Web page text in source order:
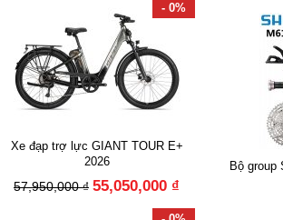
- 0%
Xe đạp trợ lực GIANT TOUR E+
2026
57,950,000 ₫ 55,050,000 ₫
Bộ group